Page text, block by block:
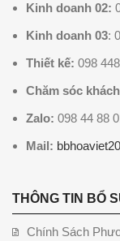
Kinh doanh 02:
Kinh doanh 03:
Thiết kế: 098
Chăm sóc
Zalo: 098 44 88
Mail:
THÔNG TIN BỔ
Chính Sách